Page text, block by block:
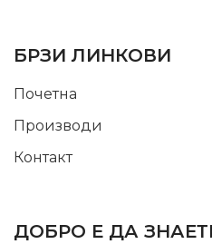
БРЗИ ЛИНКОВИ
Почетна
Производи
Контакт
ДОБРО Е ДА